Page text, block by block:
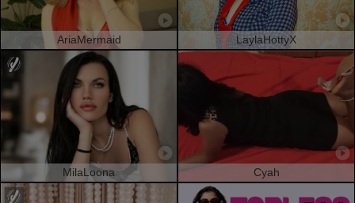
AriaMermaid LaylaHottyX
MilaLoona Cyah